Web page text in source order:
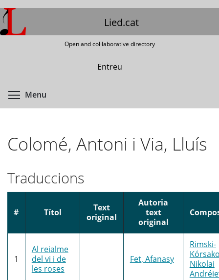
Skip
to
main
Lied.cat
Open and col·laborative directory
Entreu
Menu
Colomé, Antoni i Via, Lluís
Traduccions
# Títol
Text
original
Autoria
text
original
1
Al reialme
del vi i de
les roses
Fet, Afanasy
Rimski-
Nikolai